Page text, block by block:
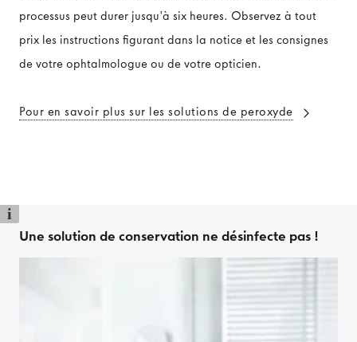
processus peut durer jusqu'à six heures. Observez à tout
prix les instructions figurant dans la notice et les consignes
de votre ophtalmologue ou de votre opticien.
Pour en savoir plus sur les solutions de peroxyde
i
Une solution de conservation ne désinfecte pas !